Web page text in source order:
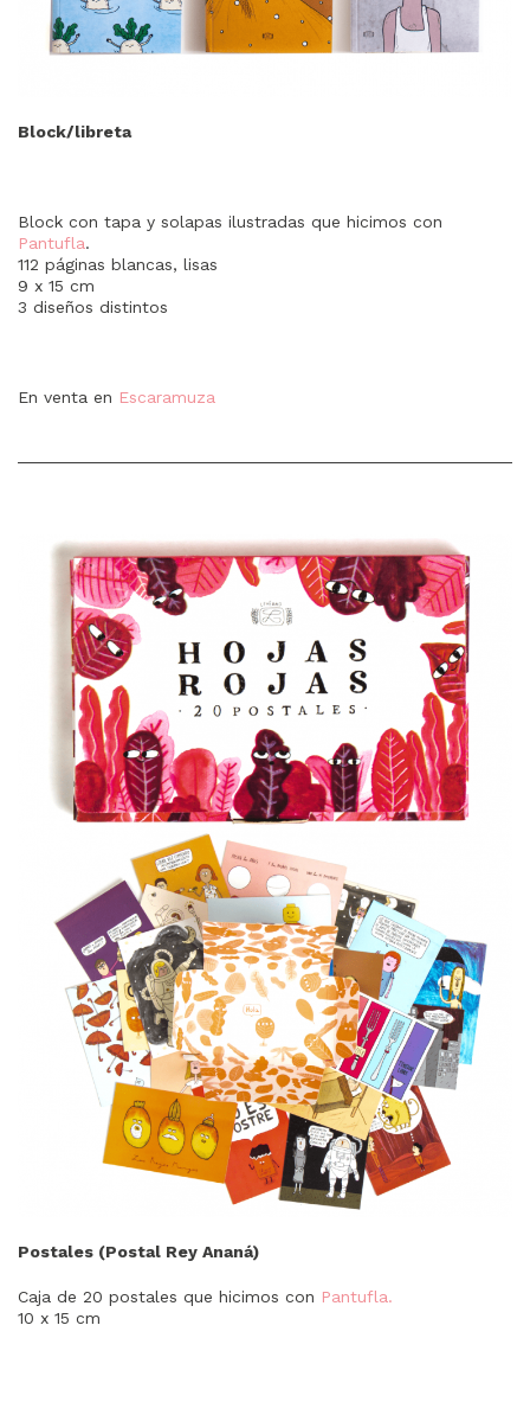
Block/libreta
Block con tapa y solapas ilustradas que hicimos con
Pantufla.
112 páginas blancas, lisas
9 x 15 cm
3 diseños distintos
En venta en Escaramuza
Postales (Postal Rey Ananá)
Caja de 20 postales que hicimos con Pantufla.
10 x 15 cm